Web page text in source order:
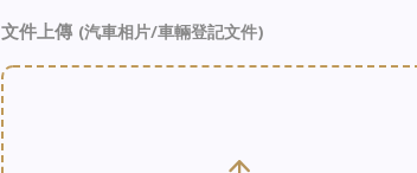
文件上傳 (汽車相片/車輛登記文件)